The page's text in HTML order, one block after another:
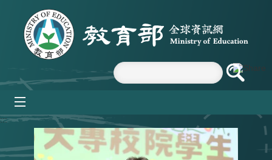
跳到主要內容區塊
:::